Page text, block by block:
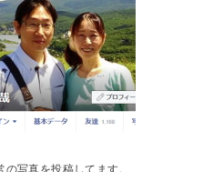
写真を投稿してます。